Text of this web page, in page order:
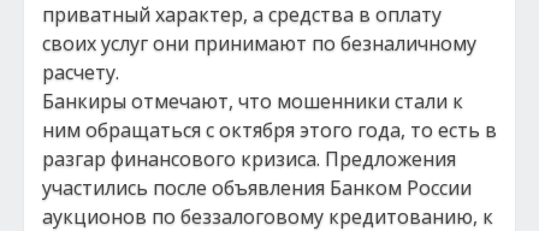
приватный характер, а средства в оплату
своих услуг они принимают по безналичному
расчету.
Банкиры отмечают, что мошенники стали к
ним обращаться с октября этого года, то есть в
разгар финансового кризиса. Предложения
участились после объявления Банком России
аукционов по беззалоговому кредитованию, к